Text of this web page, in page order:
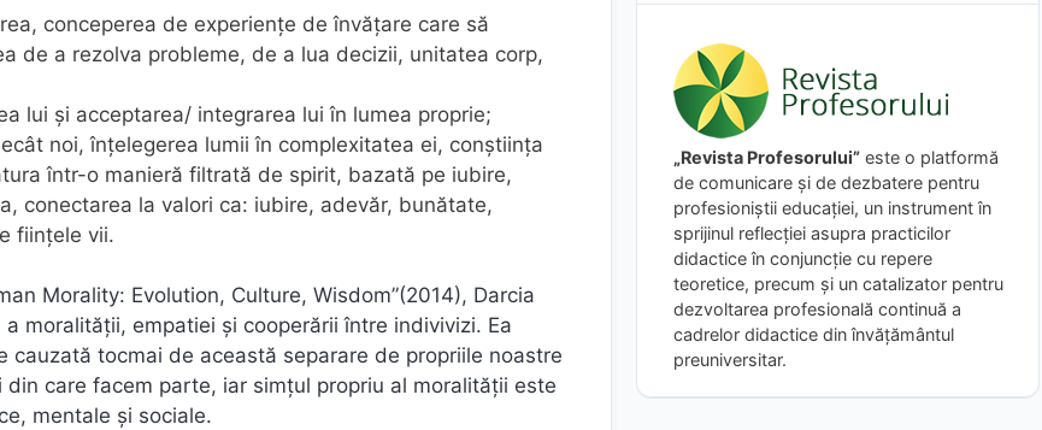
conceperea de experienţe de învăţare care să
de a rezolva probleme, de a lua decizii, unitatea corp,
lui şi acceptarea/ integrarea lui în lumea proprie;
noi, înţelegerea lumii în complexitatea ei, conştiinţa
într-o manieră filtrată de spirit, bazată pe iubire,
conectarea la valori ca: iubire, adevăr, bunătate,
fiinţele vii.
Morality: Evolution, Culture, Wisdom”(2014), Darcia
moralităţii, empatiei şi cooperării între indivivizi. Ea
tocmai de această separare de propriile noastre
care facem parte, iar simţul propriu al moralităţii este
mentale şi sociale.
„Revista Profesorului” este o platformă
de comunicare și de dezbatere pentru
profesioniștii educației, un instrument în
sprijinul reflecției asupra practicilor
didactice în conjuncție cu repere
teoretice, precum și un catalizator pentru
dezvoltarea profesională continuă a
cadrelor didactice din învățământul
preuniversitar.